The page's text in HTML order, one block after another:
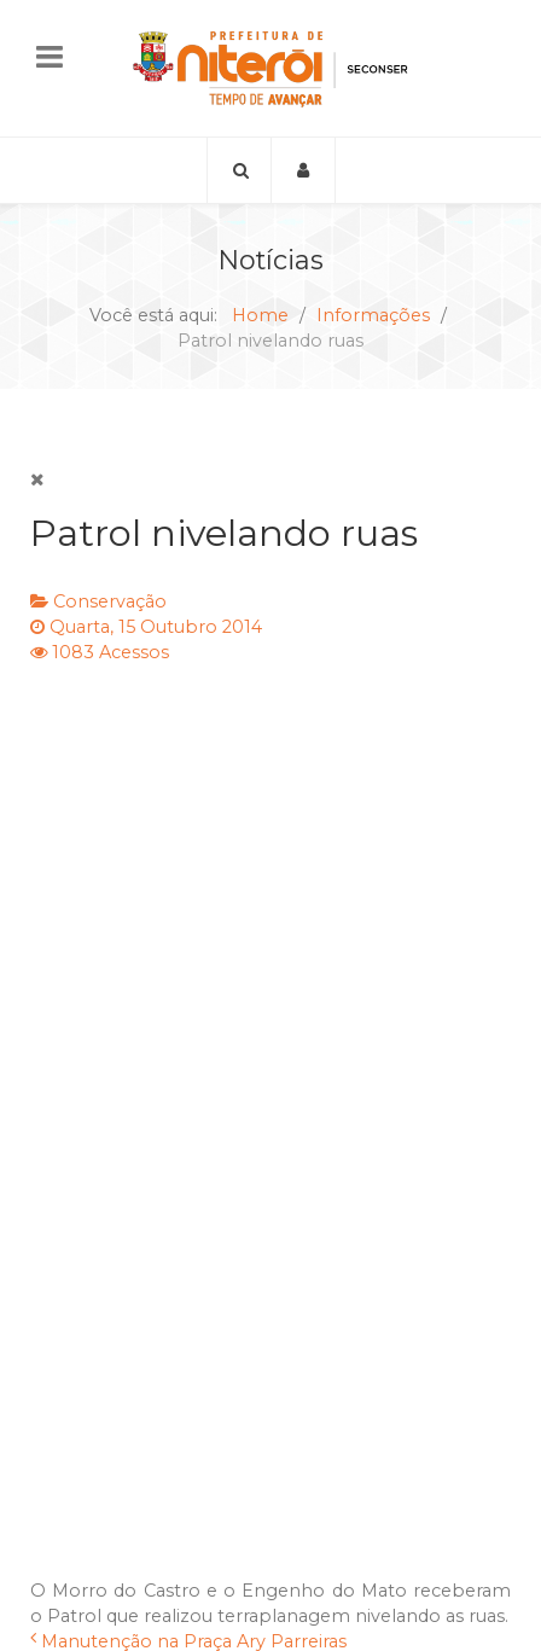
Notícias
Você está aqui: Home
Informações
Patrol nivelando ruas
Patrol nivelando ruas
Conservação
Quarta, 15 Outubro 2014
1083 Acessos
O Morro do Castro e o Engenho do Mato receberam
o Patrol que realizou terraplanagem nivelando as ruas.
Manutenção na Praça Ary Parreiras